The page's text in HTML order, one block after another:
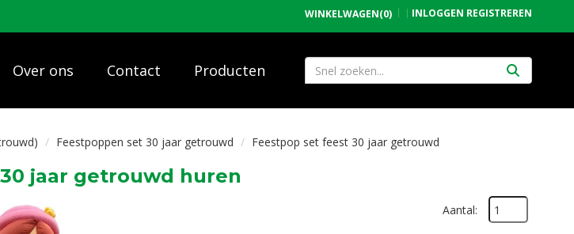
WINKELWAGEN(0) INLOGGEN REGISTREREN
Over ons Contact Producten
Feestpoppen set 30 jaar getrouwd Feestpop set feest 30 jaar getrouwd
jaar getrouwd huren
Aantal: